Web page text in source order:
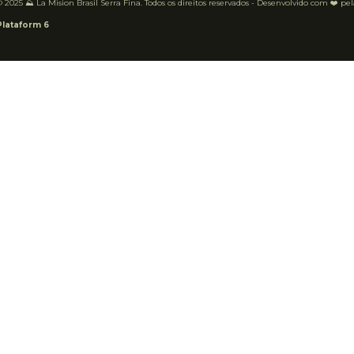
2025 ⛰️ La Mision Brasil Serra Fina. Todos os direitos reservados - Desenvolvido com ❤️
6